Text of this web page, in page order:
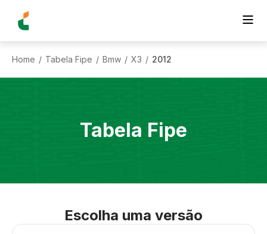
Home / Tabela Fipe / Bmw / X3 / 2012
Tabela Fipe
Escolha uma versão